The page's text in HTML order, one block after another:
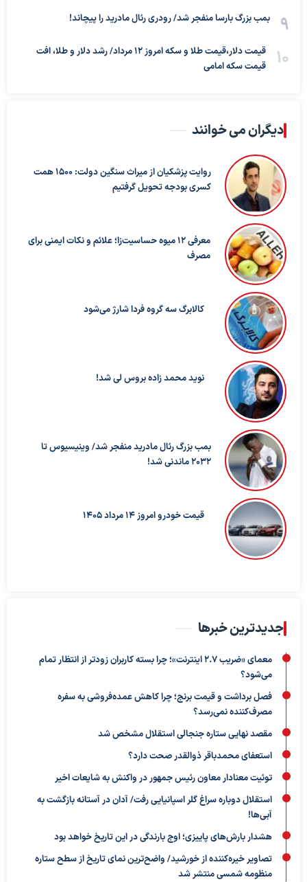
بمب بزرگ بارسا منفجر شد/ رودری رئال مادرید را پیچاند!
قیمت دلار،قیمت طلا و سکه امروز ۱۲ مرداد/ رشد دلار و طلا، افت
قیمت سکه امامی
دیگران می خوانند
روایت پزشکیان از میراث سنگین دولت: ۱۵۰۰ همت
کسری بودجه تحویل گرفتیم
معرفی ۱۲ میوه حساسیت‌زا؛ علائم و نکات ایمنی برای
مصرف
کالابرگ سه گروه فردا شارژ می‌شود
نوید محمد زاده بروس لی شد!
بمب بزرگ رئال مادرید منفجر شد/ وینیسیوس تا
۲۰۳۲ ماندنی شد!
قیمت خودرو امروز 14 مرداد 1405
جدیدترین خبرها
معمای «ضریب ۲.۷ اینترنت»؛ چرا بسته کاربران زودتر از انتظار تمام
می‌شود؟
فصل برداشت و قیمت برنج؛ چرا کاهش عمده‌فروشی به سفره
مصرف‌کننده نمی‌رسد؟
مقصد نهایی ستاره جنجالی استقلال مشخص شد
استعفای محمدباقر ذوالقدر صحت دارد؟
توئیت معنادار معاون رئیس جمهور در واکنش به شایعات اخیر
استقلال دوباره سراغ گلر اسپانیایی رفت/ آدان در آستانه بازگشت به
آبی‌ها!
هشدار بارش‌های پاییزی؛ اوج بارندگی در این تاریخ خواهد بود
تصاویر خیره‌کننده از خورشید/ واضح‌ترین نمای تاریخ از سطح ستاره
منظومه شمسی منتشر شد